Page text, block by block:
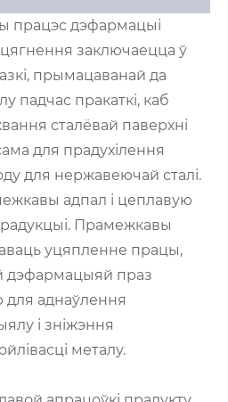
працэс дэфармацыі
заключаецца ў
прымацаванай да
падчас пракаткі, каб
сталёвай паверхні
для прадухілення
для нержавеючай сталі.
адпал і цеплавую
Прамежкавы
уцяпленне працы,
дэфармацыяй праз
аднаўлення
і зніжэння
металу.